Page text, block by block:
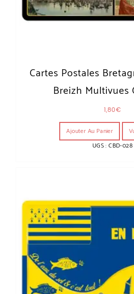
Cartes Postales
Breizh Multivues
1,80€
Ajouter Au Panier
UGS : CBD-028